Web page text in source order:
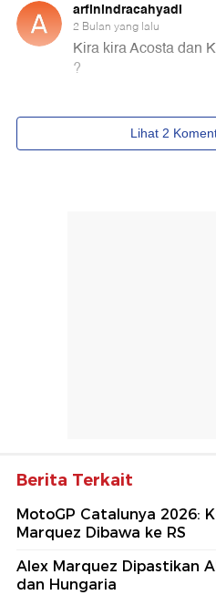
Berita Terkait
MotoGP Catalunya 2026:
Marquez Dibawa ke RS
Alex Marquez Dipastikan
dan Hungaria